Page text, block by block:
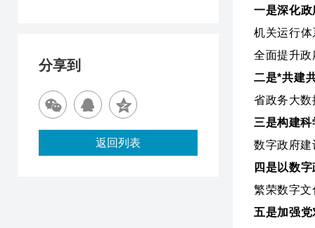
一是深化
机关运行
全面提升
二是*共建
省政务大数
三是构建
数字政府
四是以数
繁荣数字
五是加强
分享到
返回列表